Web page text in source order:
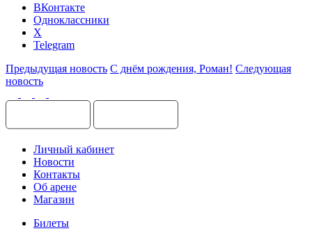
ВКонтакте
Одноклассники
X
Telegram
Предыдущая новость С днём рождения, Роман! Следующая
новость
Личный кабинет
Новости
Контакты
Об арене
Магазин
Билеты